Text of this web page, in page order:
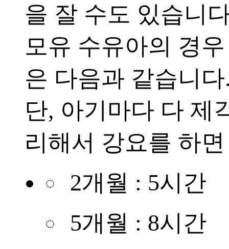
을 잘 수도 있습니
모유 수유아의 경
은 다음과 같습니
단, 아기마다 다 제
리해서 강요를 하
2개월 : 5시간
5개월 : 8시간